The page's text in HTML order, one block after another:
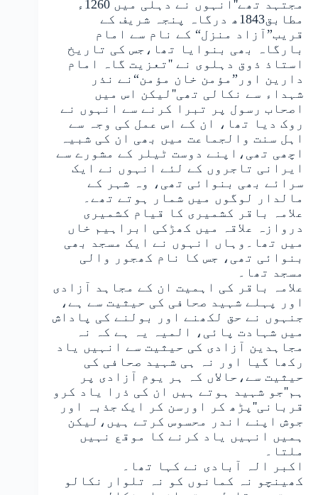
مجتہد تھے''انہوں نے دہلی میں 1260ء
مطابق1843ھ درگاہ پنجہ شریف کے
قریب”آزاد منزل“ کے نام سے امام
بارگاہ بھی بنوایا تھا،جس کی تاریخ
استاذ ذوق دہلوی نے ''تعزیت گاہ امام
دارین اور”مؤمن خان مؤمن“نے نذر
شہداء سے نکالی تھی''لیکن اس میں
اصحاب رسول پر تبرا کرنے سے انہوں نے
روک دیا تھا، ان کے اس عمل کی وجہ سے
اہل سنت والجماعت میں بھی ان کی شبیہ
اچھی تھی،اپنے دوست ٹیلر کے مشورے سے
ایرانی تاجروں کے لئے انہوں نے ایک
سرائے بھی بنوائی تھی، وہ شہر کے
مالدار لوگوں میں شمار ہوتے تھے۔
علامہ باقر کشمیری کا قیام کشمیری
دروازہ علاقہ میں کھڑکی ابراہیم خاں
میں تھا۔وہاں انہوں نے ایک مسجد بھی
بنوائی تھی، جس کا نام کھجور والی
مسجد تھا۔
علامہ باقر کی اہمیت ان کے مجاہد آزادی
اور پہلے شہید صحافی کی حیثیت سے ہے،
جنہوں نے حق لکھنے اور بولنے کی پاداش
میں شہادت پائی، المیہ یہ ہے کہ نہ
مجاہدین آزادی کی حیثیت سے انہیں یاد
رکھا گیا اور نہ ہی شہید صحافی کی
حیثیت سے،حالاں کہ ہر یوم آزادی پر
ہم''جو شہید ہوتے ہیں ان کی ذرا یاد کرو
قربانی''پڑھ کر اورسن کر ایک جذبہ اور
جوش اپنے اندر محسوس کرتے ہیں،لیکن
ہمیں انہیں یاد کرنے کا موقع نہیں
ملتا۔
اکبر الہ آبادی نے کہا تھا۔
کھینچو نہ کمانوں کو نہ تلوار نکالو